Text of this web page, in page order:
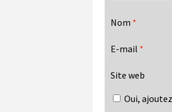
Nom *
E-mail *
Site web
Oui,